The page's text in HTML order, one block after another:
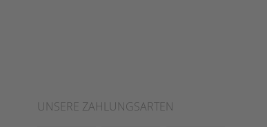
UNSERE ZAHLUNGSARTEN